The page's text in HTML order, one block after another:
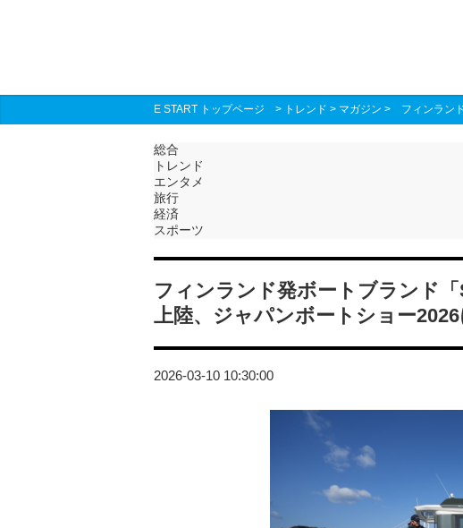
E START トップページ > トレンド > マガジン > フィンラン
総合
トレンド
エンタメ
旅行
経済
スポーツ
フィンランド発ボートブランド
上陸、ジャパンボートショー
2026-03-10 10:30:00